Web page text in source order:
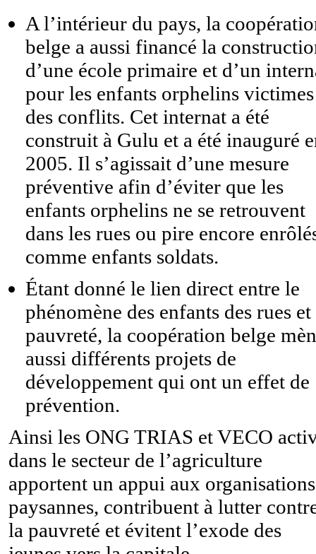
A l’intérieur du pays, la
belge a aussi financé la
d’une école primaire et d’un
pour les enfants orphelins victimes
des conflits. Cet internat a été
construit à Gulu et a été inauguré
2005. Il s’agissait d’une mesure
préventive afin d’éviter que les
enfants orphelins ne se retrouvent
dans les rues ou pire encore
comme enfants soldats.
Étant donné le lien direct entre le
phénomène des enfants des rues
pauvreté, la coopération belge
aussi différents projets de
développement qui ont un effet de
prévention.
Ainsi les ONG TRIAS et VECO
dans le secteur de l’agriculture
apportent un appui aux organisations
paysannes, contribuent à lutter
la pauvreté et évitent l’exode des